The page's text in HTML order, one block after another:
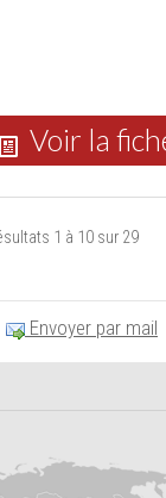
Voir la
1 à 10 sur 29
Envoyer par mail